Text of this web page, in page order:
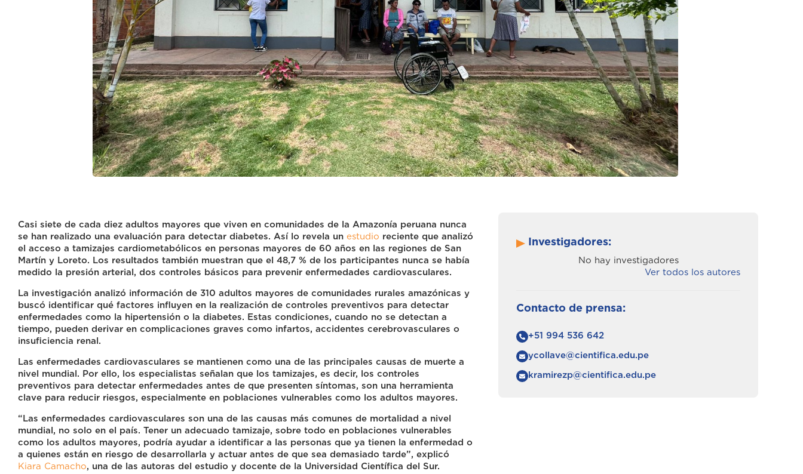
Casi siete de cada diez adultos mayores que viven en comunidades de la Amazonía peruana nunca
se han realizado una evaluación para detectar diabetes. Así lo revela un estudio reciente que analizó
el acceso a tamizajes cardiometabólicos en personas mayores de 60 años en las regiones de San
Martín y Loreto. Los resultados también muestran que el 48,7 % de los participantes nunca se había
medido la presión arterial, dos controles básicos para prevenir enfermedades cardiovasculares.
La investigación analizó información de 310 adultos mayores de comunidades rurales amazónicas y
buscó identificar qué factores influyen en la realización de controles preventivos para detectar
enfermedades como la hipertensión o la diabetes. Estas condiciones, cuando no se detectan a
tiempo, pueden derivar en complicaciones graves como infartos, accidentes cerebrovasculares o
insuficiencia renal.
Las enfermedades cardiovasculares se mantienen como una de las principales causas de muerte a
nivel mundial. Por ello, los especialistas señalan que los tamizajes, es decir, los controles
preventivos para detectar enfermedades antes de que presenten síntomas, son una herramienta
clave para reducir riesgos, especialmente en poblaciones vulnerables como los adultos mayores.
“Las enfermedades cardiovasculares son una de las causas más comunes de mortalidad a nivel
mundial, no solo en el país. Tener un adecuado tamizaje, sobre todo en poblaciones vulnerables
como los adultos mayores, podría ayudar a identificar a las personas que ya tienen la enfermedad o
a quienes están en riesgo de desarrollarla y actuar antes de que sea demasiado tarde”, explicó
Kiara Camacho, una de las autoras del estudio y docente de la Universidad Científica del Sur.
Investigadores:
No hay investigadores
Ver todos los autores
Contacto de prensa:
+51 994 536 642
ycollave@cientifica.edu.pe
kramirezp@cientifica.edu.pe